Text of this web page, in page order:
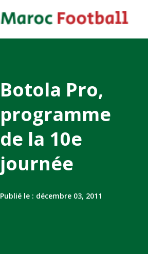
Botola Pro,
programme
de la 10e
journée
Publié le : décembre 03, 2011